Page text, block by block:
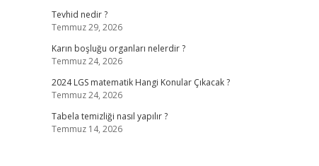
Tevhid nedir ?
Temmuz 29, 2026
Karın boşluğu organları nelerdir ?
Temmuz 24, 2026
2024 LGS matematik Hangi Konular Çıkacak ?
Temmuz 24, 2026
Tabela temizliği nasıl yapılır ?
Temmuz 14, 2026